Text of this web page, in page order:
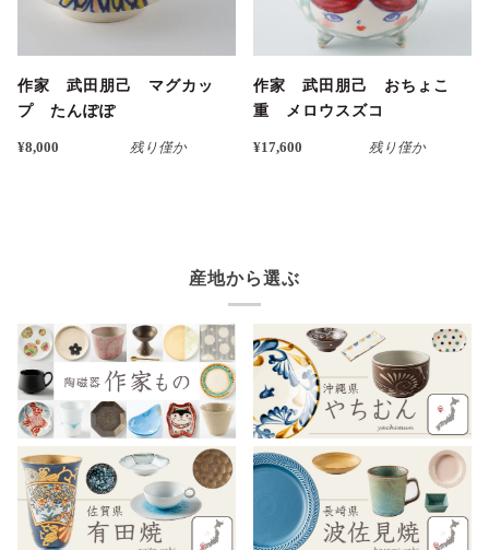
作家 武田朋己 マグカッ
プ たんぽぽ
¥8,000 残り僅か
作家 武田朋己 おちょこ
重 メロウスズコ
¥17,600 残り僅か
産地から選ぶ